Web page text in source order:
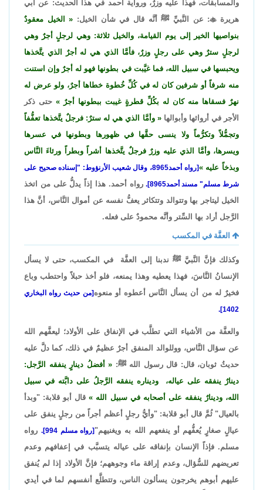
والمسابقات، فهذا عليه وزرٌ، ورواية أحمد في هذا الحديث: عن أبي
هريرة: عن النَّبيِّ ﷺ أنَّه قال في شأن الخيل:
الخيل معقودٌ
بنواصيها الخير إلى يوم القيامة، والخيل ثلاثة: وهي لرجلٍ أجرٌ وهي
لرجلٍ سترٌ وهي على رجلٍ وزرٌ، فأمَّا الذي هي له أجرٌ الذي يتَّخذها
ويحبسها في سبيل الله، فما غيَّبت في بطونها فهو له أجرٌ وإن استنت
منه شرفاً أو شرفين كان له في كُلِّ خُطوة خطاها أجرٌ، ولو عرض له
نهرٌ فسقاها منه كان له بكُلِّ قطرةٍ غيبت ببطونها أجرٌ
حتى ذكر
الأجر في أرواثها وأبوالها
وأمَّا الذي هي له سترٌ: فرجلٌ يتَّخذها تعفُّفاً
وتجمُّلاً وتكرُّماً ولا ينسى حقَّها في ظهورها وبطونها في عسرها
ويسرها، وأمَّا الذي عليه وزرٌ فرجلٌ يتَّخذها أشراً وبطراً ورئاءَ النَّاس
وبذخاً عليه
[رواه أحمد8965، وقال شعيب الأرنؤوط: "إسناده صحيح على
شرط مسلم" مسند أحمد8965].
رواه أحمد. هذا إذاً يدلُّ على من اتخذ
الخيل ليتاجر بها وتتوالد وتتكاثر يعفُّ نفسه عن أموال النَّاس، أنَّ هذا
الرَّجل أراد بها السِّتر وأنَّه محمودٌ على فعله.
العفَّة في المكسب
وكذلك فإنَّ النَّبيَّ ﷺ ندبنا إلى العفَّة في المكسب، حتى لا يسأل
الإنسانُ النَّاسَ، فهذا يعطيه وهذا يمنعه، فلو أخذ حبلاً واحتطب وباع
فخيرٌ له من أن يسأل النَّاس أعطوه أو منعوه[من حديث رواه البخاري
1402].
والعفَّة من الأشياء التي تطلَّب في الإنفاق على الأولاد؛ ليعفَّهم الله
عن سؤال النَّاس، ووللوالد المنفق أجرٌ عظيمٌ في ذلك، كما دلَّ عليه
حديثُ ثوبان، قال: قال رسول الله ﷺ:
أفضلُ دينارٍ ينفقه الرَّجل:
دينارٌ ينفقه على عياله، وديناره ينفقه الرَّجلُ على دابَّته في سبيل
الله، ودينارٌ ينفقه على أصحابه في سبيل الله
قال أبو قلابة: "وبدأ
بالعيال" ثُمَّ قال أبو قلابة: "وأيُّ رجلٍ أعظم أجراً من رجلٍ ينفق على
عيالٍ صغارٍ يُعفُّهم أو ينفعهم الله به ويغنيهم"[رواه مسلم 994].
رواه
مسلم. فإذاً الإنسان بإنفاقه على عياله يتسبَّب في إعفافهم وعدم
تعريضهم للسُّؤال، وعدم إراقة ماء وجوههم؛ فإنَّ الأولاد إذا لم يُنفق
عليهم أبوهم يخرجون يسألون الناس، وتتطلَّع أنفسهم لما في أيدي